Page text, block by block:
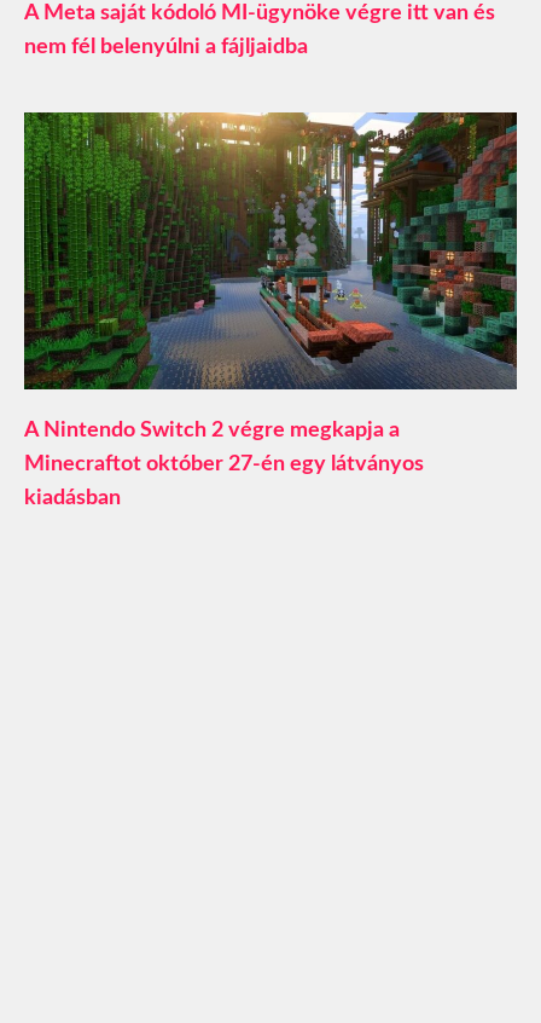
A Meta saját kódoló MI-ügynöke végre itt van és
nem fél belenyúlni a fájljaidba
A Nintendo Switch 2 végre megkapja a
Minecraftot október 27-én egy látványos
kiadásban